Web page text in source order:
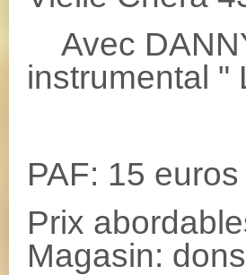
Avec
instrumental "
"LA
PAF: 15 euros
Prix
Magasin: